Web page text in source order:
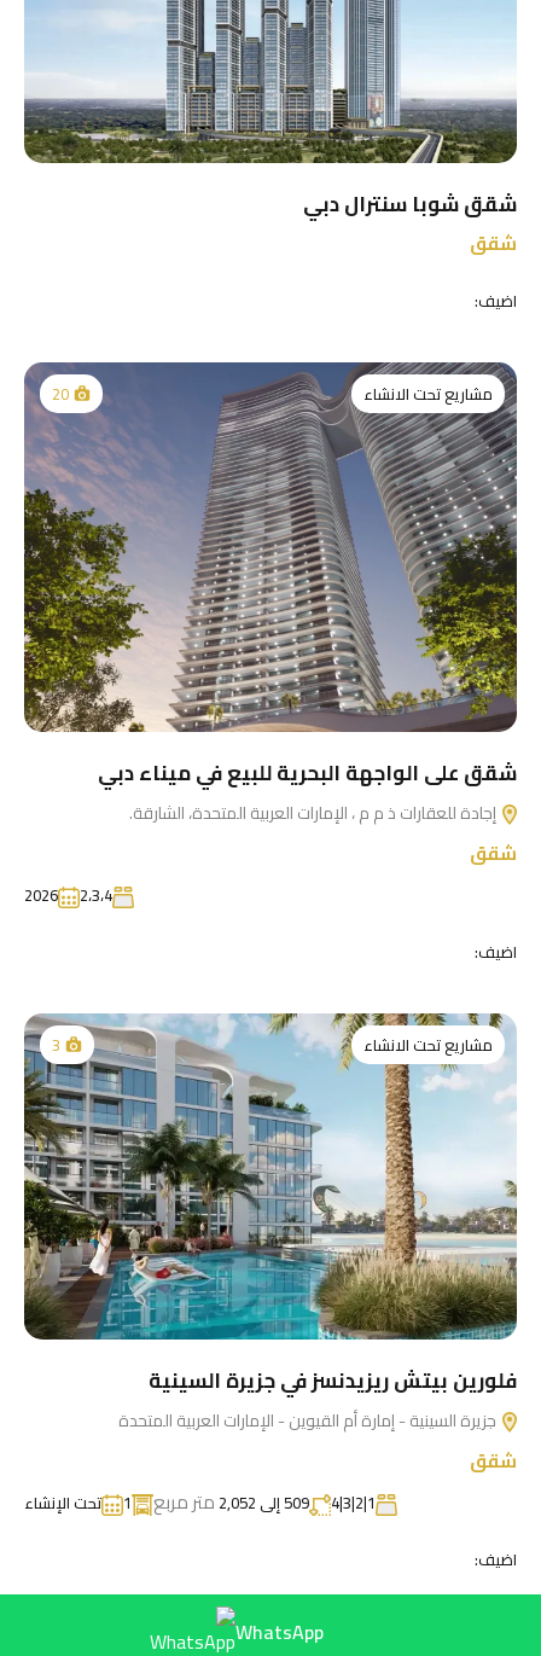
شقق شوبا سنترال دبي
شقق
اضيف:
مشاريع تحت الانشاء 20
شقق على الواجهة البحرية للبيع في ميناء دبي
إجادة للعقارات ذ م م ، الإمارات العربية المتحدة، الشارقة.
شقق
2،3،4
2026
اضيف:
مشاريع تحت الانشاء 3
فلورين بيتش ريزيدنسز في جزيرة السينية
جزيرة السينية - إمارة أم القيوين - الإمارات العربية المتحدة
شقق
1|2|3|4 509 إلى 2,052 متر مربع 1
تحت الإنشاء
اضيف:
WhatsApp